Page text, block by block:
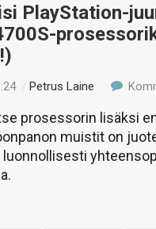
PlayStation-
/Petrus Laine
prosessorin lisäksi
muistit on
luonnollisesti